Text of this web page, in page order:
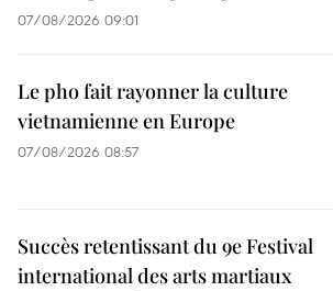
07/08/2026 09:01
Le pho fait rayonner la culture
vietnamienne en Europe
07/08/2026 08:57
Succès retentissant du 9e Festival
international des arts martiaux